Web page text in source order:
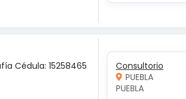
Cédula: 15258465
Consultorio
PUEBLA
PUEBLA